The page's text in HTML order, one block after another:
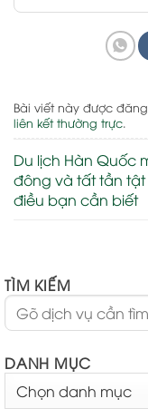
Bài viết này được
liên kết thường trực.
Du lịch Hàn Quốc
đông và tất tần
điều bạn cần biết
TÌM KIẾM
DANH MỤC
MỤC